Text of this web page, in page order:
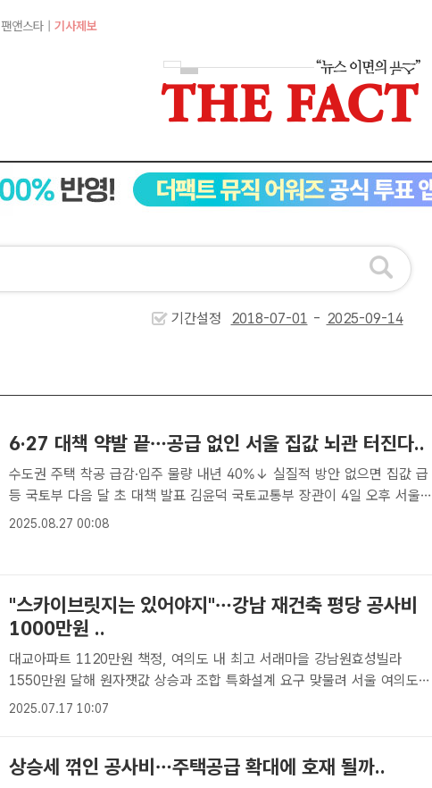
팬앤스타 기사제보
기간설정 -
6·27 대책 약발 끝…공급 없인 서울 집값 뇌관 터진다..
수도권 주택 착공 급감·입주 물량 내년 40%↓ 실질적 방안 없으면 집값 급
등 국토부 다음 달 초 대책 발표 김윤덕 국토교통부 장관이 4일 오후 서울
여의도 국회에서 열린 본회의에 참석해 인사말을 하고 있다. /배정한 기자
2025.08.27 00:08
"스카이브릿지는 있어야지"…강남 재건축 평당 공사비
1000만원 ..
대교아파트 1120만원 책정, 여의도 내 최고 서래마을 강남원효성빌라
1550만원 달해 원자잿값 상승과 조합 특화설계 요구 맞물려 서울 여의도
대교아파트 재건축 조합은 지난 10일 시공사 선정을 위한 입찰 공고를 내고
2025.07.17 10:07
상승세 꺾인 공사비…주택공급 확대에 호재 될까..